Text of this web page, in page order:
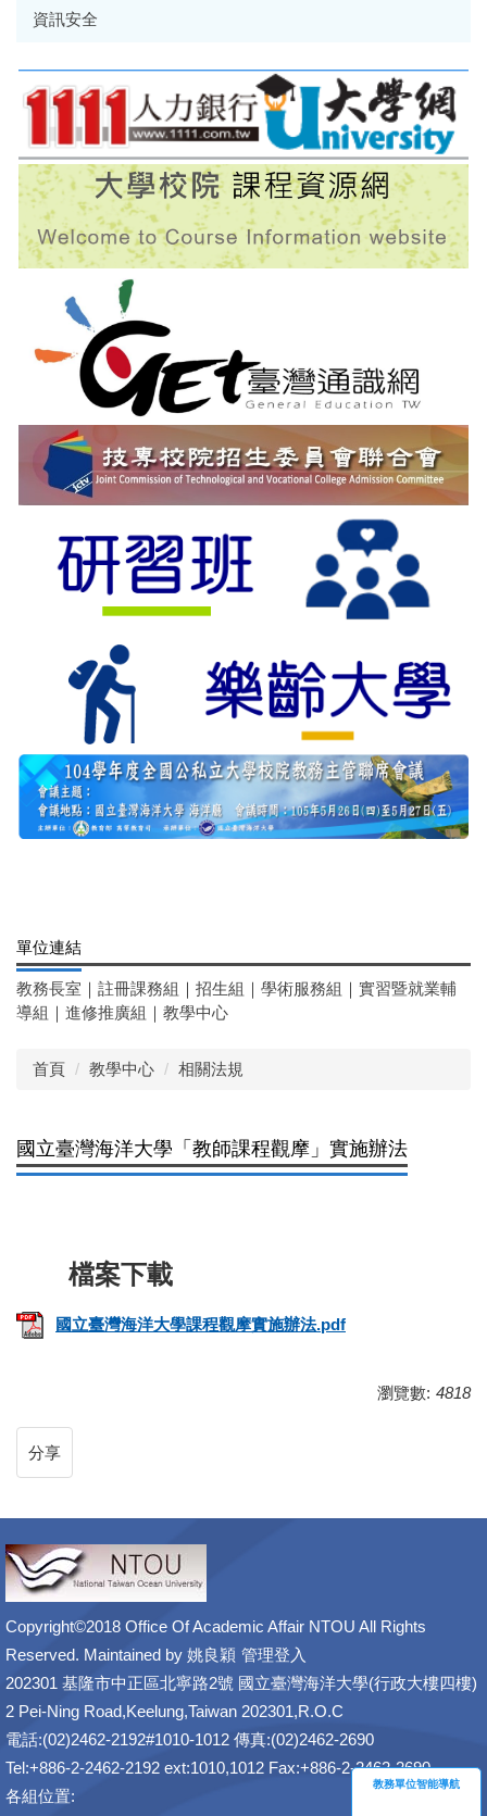
資訊安全
單位連結
教務長室 ｜ 註冊課務組 ｜ 招生組 ｜ 學術服務組 ｜ 實習暨就業輔
導組 ｜ 進修推廣組 ｜ 教學中心
首頁 教學中心 相關法規
國立臺灣海洋大學「教師課程觀摩」實施辦法
國立臺灣海洋大學課程觀摩實施辦法.pdf
瀏覽數: 4818
分享
Copyright©2018 Office Of Academic Affair NTOU All Rights
Reserved. Maintained by 姚良穎 管理登入
202301 基隆市中正區北寧路2號 國立臺灣海洋大學(行政大樓四樓)
2 Pei-Ning Road,Keelung,Taiwan 202301,R.O.C
電話:(02)2462-2192#1010-1012 傳真:(02)2462-2690
Tel:+886-2-2462-2192 ext:1010,1012 Fax:+886-2-2462-2690
各組位置:
教務單位智能導航